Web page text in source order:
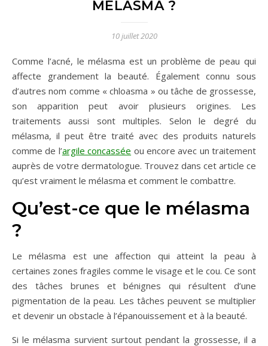
MÉLASMA ?
10 juillet 2020
Comme l’acné, le mélasma est un problème de peau qui
affecte grandement la beauté. Également connu sous
d’autres nom comme « chloasma » ou tâche de grossesse,
son apparition peut avoir plusieurs origines. Les
traitements aussi sont multiples. Selon le degré du
mélasma, il peut être traité avec des produits naturels
comme de l’argile concassée ou encore avec un traitement
auprès de votre dermatologue. Trouvez dans cet article ce
qu’est vraiment le mélasma et comment le combattre.
Qu’est-ce que le mélasma
?
Le mélasma est une affection qui atteint la peau à
certaines zones fragiles comme le visage et le cou. Ce sont
des tâches brunes et bénignes qui résultent d’une
pigmentation de la peau. Les tâches peuvent se multiplier
et devenir un obstacle à l’épanouissement et à la beauté.
Si le mélasma survient surtout pendant la grossesse, il a